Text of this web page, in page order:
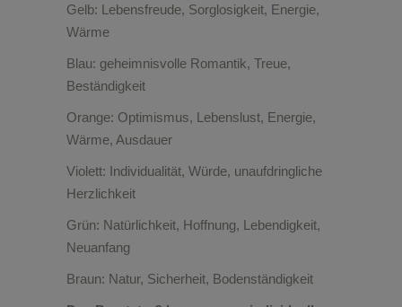
Gelb: Lebensfreude, Sorglosigkeit, Energie,
Wärme
Blau: geheimnisvolle Romantik, Treue,
Beständigkeit
Orange: Optimismus, Lebenslust, Energie,
Wärme, Ausdauer
Violett: Individualität, Würde, unaufdringliche
Herzlichkeit
Grün: Natürlichkeit, Hoffnung, Lebendigkeit,
Neuanfang
Braun: Natur, Sicherheit, Bodenständigkeit